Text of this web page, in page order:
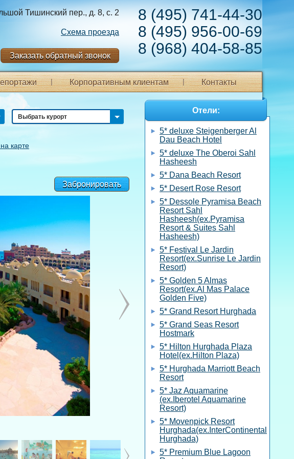
8 (495) 741-44-30
8 (495) 956-00-69
8 (968) 404-58-85
Тишинский пер., д. 8, с. 2
Схема проезда
Заказать обратный звонок
Корпоративным клиентам Контакты
Выбрать курорт
карте
Забронировать
Отели:
5* deluxe Steigenberger Al
Dau Beach Hotel
5* deluxe The Oberoi Sahl
Hasheesh
5* Dana Beach Resort
5* Desert Rose Resort
5* Dessole Pyramisa Beach
Resort Sahl
Hasheesh(ex.Pyramisa
Resort & Suites Sahl
Hasheesh)
5* Festival Le Jardin
Resort(ex.Sunrise Le Jardin
Resort)
5* Golden 5 Almas
Resort(ex.Al Mas Palace
Golden Five)
5* Grand Resort Hurghada
5* Grand Seas Resort
Hostmark
5* Hilton Hurghada Plaza
Hotel(ex.Hilton Plaza)
5* Hurghada Marriott Beach
Resort
5* Jaz Aquamarine
(ex.Iberotel Aquamarine
Resort)
5* Movenpick Resort
Hurghada(ex.InterContinental
Hurghada)
5* Premium Blue Lagoon